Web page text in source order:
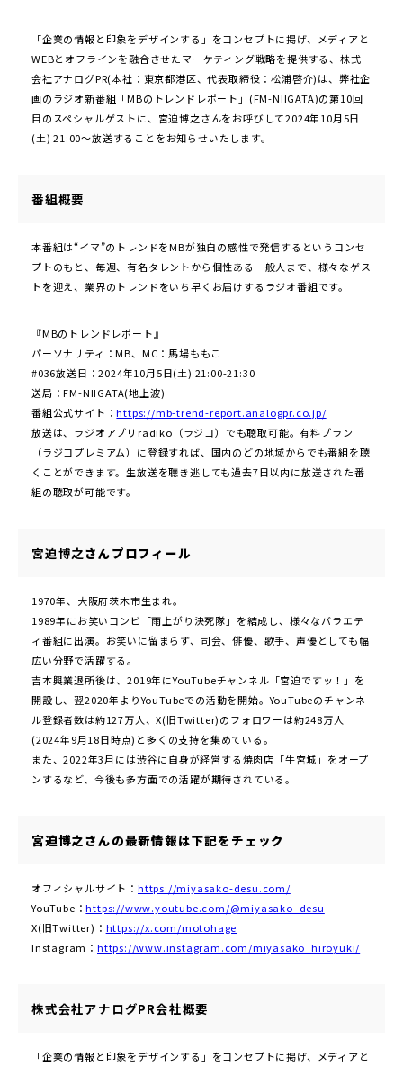
「企業の情報と印象をデザインする」をコンセプトに掲げ、メディアと
WEBとオフラインを融合させたマーケティング戦略を提供する、株式
会社アナログPR(本社：東京都港区、代表取締役：松浦啓介)は、弊社企
画のラジオ新番組「MBのトレンドレポート」(FM-NIIGATA)の第10回
目のスペシャルゲストに、宮迫博之さんをお呼びして2024年10⽉5日
(土) 21:00〜放送することをお知らせいたします。
番組概要
本番組は“イマ”のトレンドをMBが独自の感性で発信するというコンセ
プトのもと、毎週、有名タレントから個性ある一般人まで、様々なゲス
トを迎え、業界のトレンドをいち早くお届けするラジオ番組です。
『MBのトレンドレポート』
パーソナリティ：MB、MC：馬場ももこ
#036放送日：2024年10月5日(土) 21:00-21:30
送局：FM-NIIGATA(地上波)
番組公式サイト：https://mb-trend-report.analogpr.co.jp/
放送は、ラジオアプリradiko（ラジコ）でも聴取可能。有料プラン
（ラジコプレミアム）に登録すれば、国内のどの地域からでも番組を聴
くことができます。生放送を聴き逃しても過去7日以内に放送された番
組の聴取が可能です。
宮迫博之さんプロフィール
1970年、大阪府茨木市生まれ。
1989年にお笑いコンビ「雨上がり決死隊」を結成し、様々なバラエテ
ィ番組に出演。お笑いに留まらず、司会、俳優、歌手、声優としても幅
広い分野で活躍する。
吉本興業退所後は、2019年にYouTubeチャンネル「宮迫ですッ！」を
開設し、翌2020年よりYouTubeでの活動を開始。YouTubeのチャンネ
ル登録者数は約127万人、X(旧Twitter)のフォロワーは約248万人
(2024年9月18日時点)と多くの支持を集めている。
また、2022年3月には渋谷に自身が経営する焼肉店「牛宮城」をオープ
ンするなど、今後も多方面での活躍が期待されている。
宮迫博之さんの最新情報は下記をチェック
オフィシャルサイト： https://miyasako-desu.com/
YouTube：https://www.youtube.com/@miyasako_desu
X(旧Twitter)： https://x.com/motohage
Instagram： https://www.instagram.com/miyasako_hiroyuki/
株式会社アナログPR会社概要
「企業の情報と印象をデザインする」をコンセプトに掲げ、メディアと